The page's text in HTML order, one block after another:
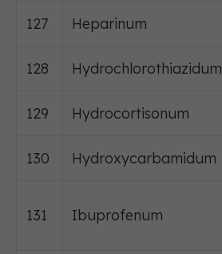
127 Heparinum
128 Hydrochlorothiazidum
129 Hydrocortisonum
130 Hydroxycarbamidum
131 Ibuprofenum